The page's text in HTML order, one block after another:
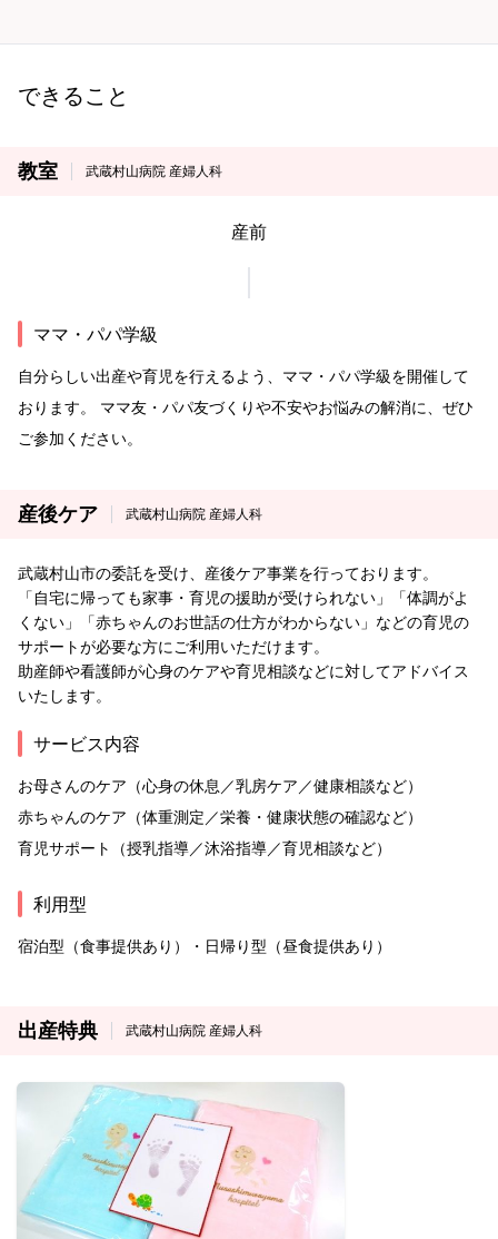
できること
教室 武蔵村山病院 産婦人科
産前
ママ・パパ学級
自分らしい出産や育児を行えるよう、ママ・パパ学級を開催して
おります。 ママ友・パパ友づくりや不安やお悩みの解消に、ぜひ
ご参加ください。
産後ケア 武蔵村山病院 産婦人科
武蔵村山市の委託を受け、産後ケア事業を行っております。
「自宅に帰っても家事・育児の援助が受けられない」「体調がよ
くない」「赤ちゃんのお世話の仕方がわからない」などの育児の
サポートが必要な方にご利用いただけます。
助産師や看護師が心身のケアや育児相談などに対してアドバイス
いたします。
サービス内容
お母さんのケア（心身の休息／乳房ケア／健康相談など）
赤ちゃんのケア（体重測定／栄養・健康状態の確認など）
育児サポート（授乳指導／沐浴指導／育児相談など）
利用型
宿泊型（食事提供あり）・日帰り型（昼食提供あり）
出産特典 武蔵村山病院 産婦人科